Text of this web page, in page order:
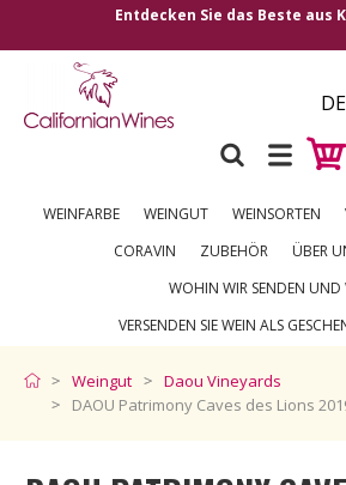
Sie das Beste aus Kalifornien
DE
WEINFARBE WEINGUT WEINSORTEN
CORAVIN
ZUBEHÖR ÜBER
WOHIN WIR SENDEN UND
VERSENDEN SIE WEIN ALS
Weingut
Daou Vineyards
DAOU Patrimony Caves des Lions